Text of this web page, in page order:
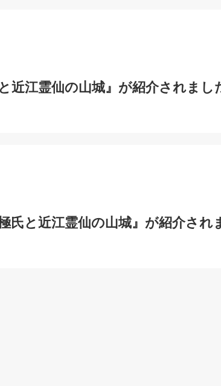
近江霊仙の山城』が紹介されまし
氏と近江霊仙の山城』が紹介され